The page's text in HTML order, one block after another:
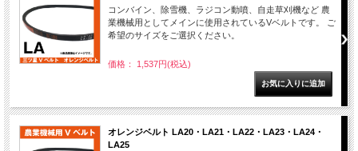
コンバイン、除雪機、ラジコン動噴、自走草刈機など 農
業機械用としてメインに使用されているVベルトです。 ご
希望のサイズをご選択ください。
価格： 1,537円(税込)
オレンジベルト LA20・LA21・LA22・LA23・LA24・
LA25